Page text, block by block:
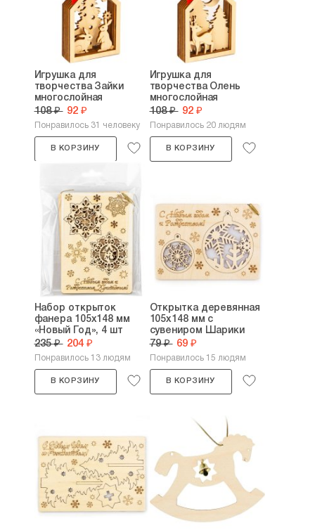
Игрушка для
творчества Зайки
многослойная
108 ₽ 92 ₽
Понравилось 31 человеку
В КОРЗИНУ
Игрушка для
творчества Олень
многослойная
108 ₽ 92 ₽
Понравилось 20 людям
В КОРЗИНУ
Набор открыток
фанера 105х148 мм
«Новый Год», 4 шт
235 ₽ 204 ₽
Понравилось 13 людям
В КОРЗИНУ
Открытка деревянная
105х148 мм с
сувениром Шарики
79 ₽ 69 ₽
Понравилось 15 людям
В КОРЗИНУ